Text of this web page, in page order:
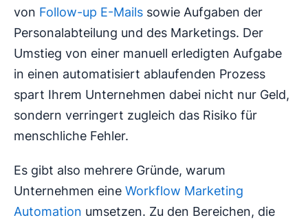
von Follow-up E-Mails sowie Aufgaben der
Personalabteilung und des Marketings. Der
Umstieg von einer manuell erledigten Aufgabe
in einen automatisiert ablaufenden Prozess
spart Ihrem Unternehmen dabei nicht nur Geld,
sondern verringert zugleich das Risiko für
menschliche Fehler.
Es gibt also mehrere Gründe, warum
Unternehmen eine Workflow Marketing
Automation umsetzen. Zu den Bereichen, die